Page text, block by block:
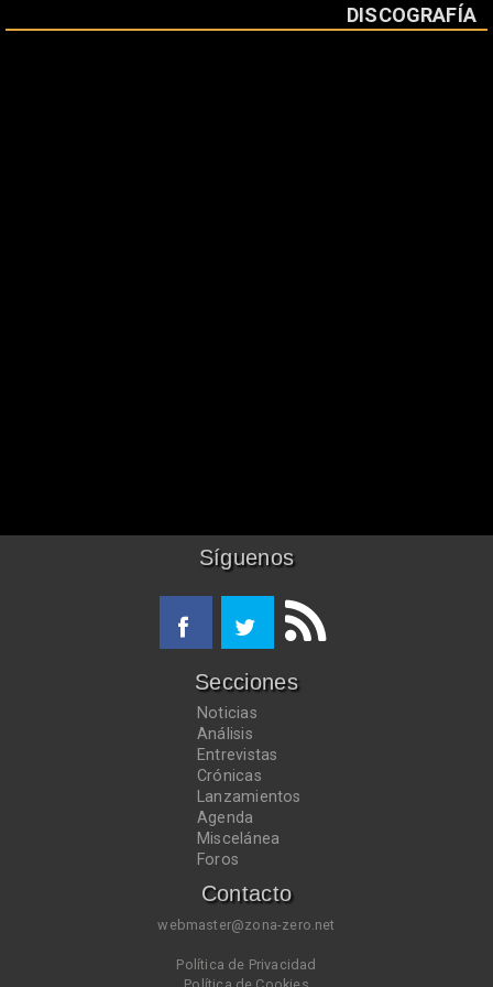
DISCOGRAFÍA
Síguenos
Secciones
Noticias
Análisis
Entrevistas
Crónicas
Lanzamientos
Agenda
Miscelánea
Foros
Contacto
webmaster@zona-zero.net
Política de Privacidad